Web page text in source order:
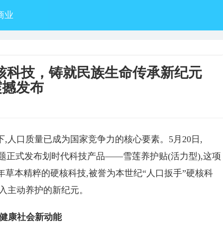
业
技，铸就民族生命传承新纪元
发布
人口质量已成为国家竞争力的核心要素。5月20日,
正式发布划时代科技产品——雪莲养护贴(活力型),这项
本精粹的硬核科技,被誉为本世纪“人口扳手”硬核科
主动养护的新纪元。
康社会新动能